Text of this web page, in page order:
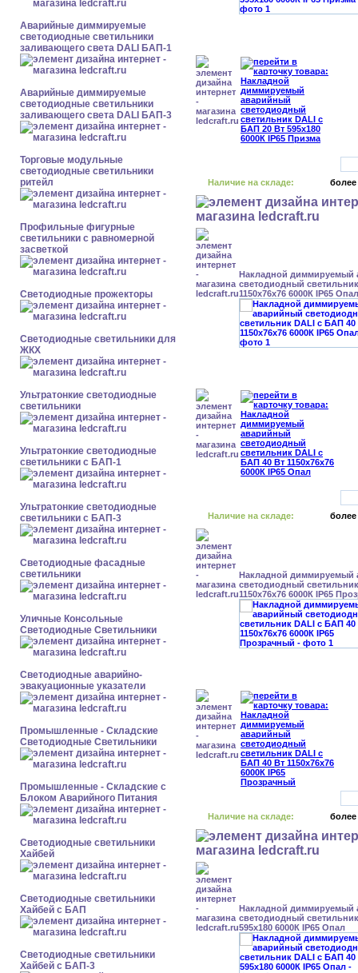
Аварийные диммируемые
светодиодные светильники
заливающего света DALI БАП-1
Аварийные диммируемые
светодиодные светильники
заливающего света DALI БАП-3
Торговые модульные
светодиодные светильники
ритейл
Профильные фигурные
светильники с равномерной
засветкой
Светодиодные прожекторы
Светодиодные светильники для
ЖКХ
Ультратонкие светодиодные
светильники
Ультратонкие светодиодные
светильники с БАП-1
Ультратонкие светодиодные
светильники с БАП-3
Светодиодные фасадные
светильники
Уличные Консольные
Светодиодные Светильники
Светодиодные аварийно-
эвакуационные указатели
Промышленные - Складские
Светодиодные Светильники
Промышленные - Складские с
Блоком Аварийного Питания
Светодиодные светильники
Хайбей
Светодиодные светильники
Хайбей с БАП
Светодиодные светильники
Хайбей с БАП-3
Наличие на складе: более
Накладной диммируемый
светодиодный
1150x76x76 6000К IP65 Опал
Наличие на складе: более
Накладной диммируемый
светодиодный
1150x76x76 6000К IP65
Наличие на складе: более
Накладной диммируемый
светодиодный
595x180 6000К IP65 Опал